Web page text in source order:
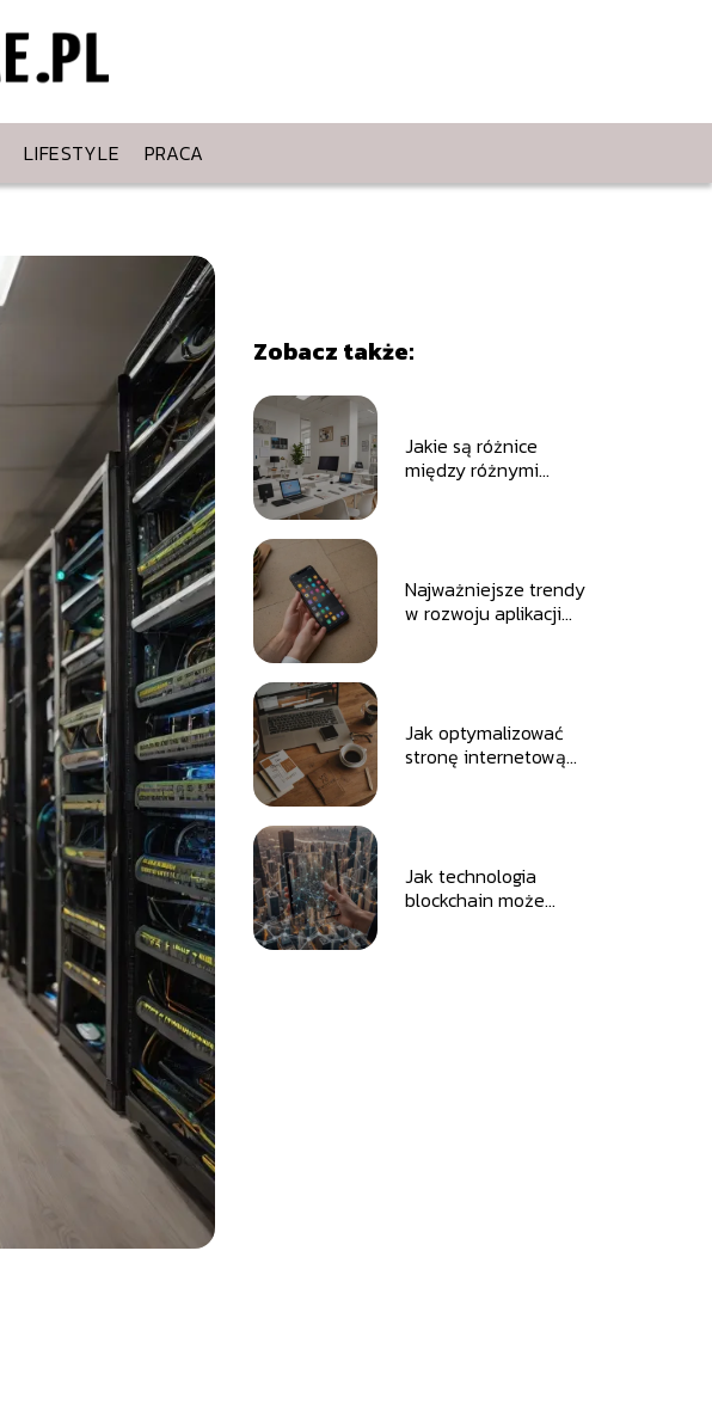
LIFESTYLE PRACA
Zobacz także:
Jakie są różnice
między różnymi
Najważniejsze trendy
w rozwoju aplikacji
Jak optymalizować
stronę internetową
Jak technologia
blockchain może